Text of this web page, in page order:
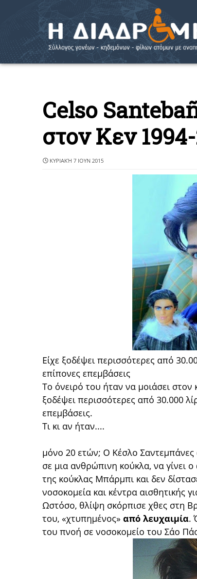
Celso
στον Κεν
ΚΥΡΙΑΚΉ 7 ΙΟΥΝ 2015
Είχε ξοδέψει περισσότερες από
επίπονες επεμβάσεις
Το όνειρό του ήταν να μοιάσει στον
ξοδέψει περισσότερες από 30.000
επεμβάσεις.
Τι κι αν ήταν....
μόνο 20 ετών; Ο Κέσλο
σε μια ανθρώπινη κούκλα, να γίνει
της κούκλας Μπάρμπι και δεν
νοσοκομεία και κέντρα αισθητικής
Ωστόσο, θλίψη σκόρπισε χθες στη
του, «χτυπημένος» από λευχαιμία.
του πνοή σε νοσοκομείο του Σάο